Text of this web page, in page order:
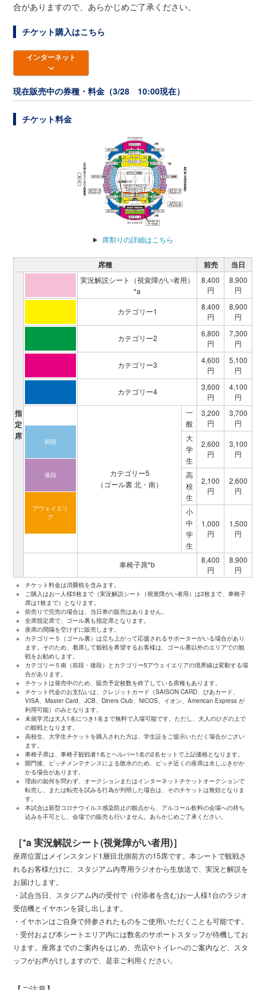
合がありますので、あらかじめご了承ください。
チケット購入はこちら
インターネット
現在販売中の券種・料金（3/28 10:00現在）
チケット料金
席割りの詳細はこちら
席種 前売 当日
指
定
席
実況解説シート（視覚障がい者用）
*a
8,400
円
8,900
円
カテゴリー1
8,400
円
8,900
円
カテゴリー2
6,800
円
7,300
円
カテゴリー3
4,600
円
5,100
円
カテゴリー4
3,600
円
4,100
円
前段
後段
アウェイ エリ
ア
カテゴリー5
（ゴール裏 北・南）
一
般
3,200
円
3,700
円
大
学
生
2,600
円
3,100
円
高
校
生
2,100
円
2,600
円
小
中
学
生
1,000
円
1,500
円
車椅子席*b
8,400
円
8,900
円
※
チケット料金は消費税を含みます。
※
ご購入はお一人様5枚まで（実況解説シート（視覚障がい者用）は2枚まで、車椅子
席は1枚まで）となります。
※
前売りで完売の場合は、当日券の販売はありません。
※
全席指定席で、ゴール裏も指定席となります。
※
座席の間隔を空けずに販売します。
※
カテゴリー５（ゴール裏）は立ち上がって応援されるサポーターがいる場合があり
ます。そのため、着席して観戦を希望するお客様は、ゴール裏以外のエリアでの観
戦をお勧めします。
※
カテゴリー５南（前段・後段）とカテゴリー5アウェイエリアの境界線は変動する場
合があります。
※
チケットは発売中のため、販売予定枚数を終了している席種もあります。
※
チケット代金のお支払いは、クレジットカード（SAISON CARD、ぴあカード、
VISA、Master Card、JCB、Diners Club、NICOS、イオン、American Express が
利用可能）のみとなります。
※
未就学児は大人1名につき1名まで無料で入場可能です。ただし、大人のひざの上で
の観戦となります。
※
高校生、大学生チケットを購入された方は、学生証をご提示いただく場合がござい
ます。
※
車椅子席は、車椅子観戦者1名とヘルパー1名の2名セットで上記価格となります。
※
開門後、ピッチメンテナンスによる散水のため、ピッチ近くの座席は水しぶきがか
かる場合があります。
※
理由の如何を問わず、オークションまたはインターネットチケットオークションで
転売し、または転売を試みる行為が判明した場合は、そのチケットは無効となりま
す。
※
本試合は新型コロナウイルス感染防止の観点から、アルコール飲料の会場への持ち
込みを不可とし、会場での販売も行いません。あらかじめご了承ください。
［*a 実況解説シート(視覚障がい者用)］
座席位置はメインスタンド1層目北側前方の15席です。本シートで観戦さ
れるお客様だけに、スタジアム内専用ラジオから生放送で、実況と解説を
お届けします。
・試合当日、スタジアム内の受付で（付添者を含む)お一人様1台のラジオ
受信機とイヤホンを貸し出します。
・イヤホンはご自身で持参されたものをご使用いただくことも可能です。
・受付および本シートエリア内には数名のサポートスタッフが待機してお
ります。座席までのご案内をはじめ、売店やトイレへのご案内など、スタ
ッフがお声がけしますので、是非ご利用ください。